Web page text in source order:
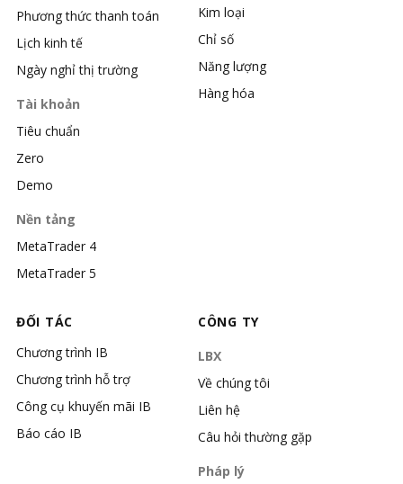
Phương thức thanh toán
Lịch kinh tế
Ngày nghỉ thị trường
Tài khoản
Tiêu chuẩn
Zero
Demo
Nền tảng
MetaTrader 4
MetaTrader 5
Kim loại
Chỉ số
Năng lượng
Hàng hóa
ĐỐI TÁC
Chương trình IB
Chương trình hỗ trợ
Công cụ khuyến mãi IB
Báo cáo IB
CÔNG TY
LBX
Về chúng tôi
Liên hệ
Câu hỏi thường gặp
Pháp lý